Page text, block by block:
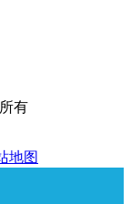
有
地图